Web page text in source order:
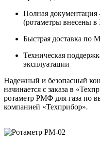
Полная
(ротаметры внесены
Быстрая доставка по
Техническая
эксплуатации
Надежный и безопасный
начинается с заказа в
ротаметр РМФ для газа по
компанией «Техприбор».